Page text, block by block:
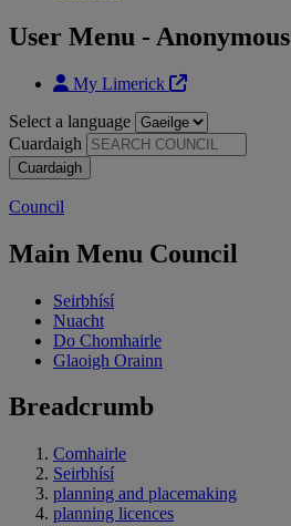
User Menu - Anonymous
My Limerick
Select a language
Cuardaigh
Council
Main Menu Council
Seirbhísí
Nuacht
Do Chomhairle
Glaoigh Orainn
Breadcrumb
Comhairle
Seirbhísí
planning and placemaking
planning licences